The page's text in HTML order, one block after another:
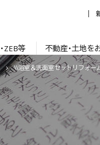
ZEB等 不動産・土地を